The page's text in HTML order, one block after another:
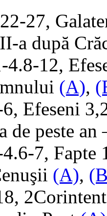
27,
a după
4.8-12,
(A),
Efeseni
de peste
7, Fapte
(A),